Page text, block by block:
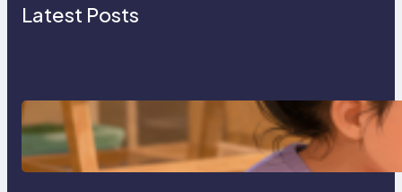
Latest Posts
การสอนเขียนโปรแกรม (Coding)
สำหรับเด็กเล็ก